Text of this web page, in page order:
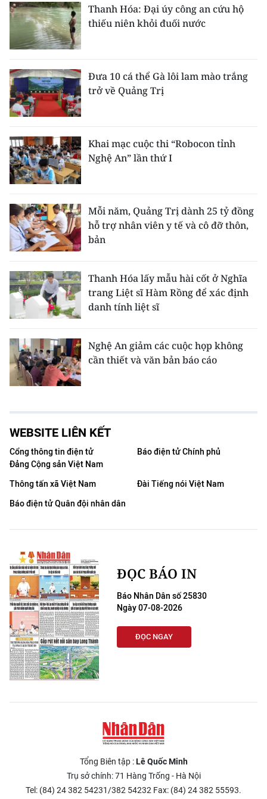
Thanh Hóa: Đại úy công an cứu hộ
thiếu niên khỏi đuối nước
Đưa 10 cá thể Gà lôi lam mào trắng
trở về Quảng Trị
Khai mạc cuộc thi “Robocon tỉnh
Nghệ An” lần thứ I
Mỗi năm, Quảng Trị dành 25 tỷ đồng
hỗ trợ nhân viên y tế và cô đỡ thôn,
bản
Thanh Hóa lấy mẫu hài cốt ở Nghĩa
trang Liệt sĩ Hàm Rồng để xác định
danh tính liệt sĩ
Nghệ An giảm các cuộc họp không
cần thiết và văn bản báo cáo
WEBSITE LIÊN KẾT
Cổng thông tin điện tử
Đảng Cộng sản Việt Nam
Báo điện tử Chính phủ
Thông tấn xã Việt Nam
Đài Tiếng nói Việt Nam
Báo điện tử Quân đội nhân dân
ĐỌC BÁO IN
Báo Nhân Dân số 25830
Ngày 07-08-2026
ĐỌC NGAY
Tổng Biên tập :Lê Quốc Minh
Trụ sở chính: 71 Hàng Trống - Hà Nội
Tel: (84) 24 382 54231/382 54232 Fax: (84) 24 382 55593.